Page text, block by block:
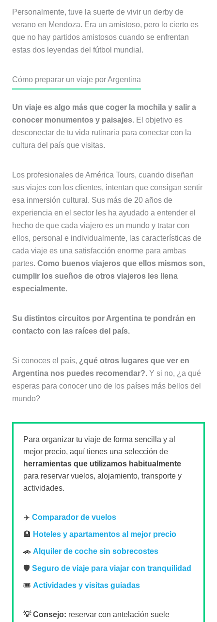
Personalmente, tuve la suerte de vivir un derby de
verano en Mendoza. Era un amistoso, pero lo cierto es
que no hay partidos amistosos cuando se enfrentan
estas dos leyendas del fútbol mundial.
Cómo preparar un viaje por Argentina
Un viaje es algo más que coger la mochila y salir a
conocer monumentos y paisajes. El objetivo es
desconectar de tu vida rutinaria para conectar con la
cultura del país que visitas.
Los profesionales de América Tours, cuando diseñan
sus viajes con los clientes, intentan que consigan sentir
esa inmersión cultural. Sus más de 20 años de
experiencia en el sector les ha ayudado a entender el
hecho de que cada viajero es un mundo y tratar con
ellos, personal e individualmente, las características de
cada viaje es una satisfacción enorme para ambas
partes. Como buenos viajeros que ellos mismos son,
cumplir los sueños de otros viajeros les llena
especialmente.
Su distintos circuitos por Argentina te pondrán en
contacto con las raíces del país.
Si conoces el país, ¿qué otros lugares que ver en
Argentina nos puedes recomendar?. Y si no, ¿a qué
esperas para conocer uno de los países más bellos del
mundo?
Para organizar tu viaje de forma sencilla y al
mejor precio, aquí tienes una selección de
herramientas que utilizamos habitualmente
para reservar vuelos, alojamiento, transporte y
actividades.
✈️ Comparador de vuelos
🏨 Hoteles y apartamentos al mejor precio
🚗 Alquiler de coche sin sobrecostes
🛡️ Seguro de viaje para viajar con tranquilidad
🎟️ Actividades y visitas guiadas
💡 Consejo: reservar con antelación suele